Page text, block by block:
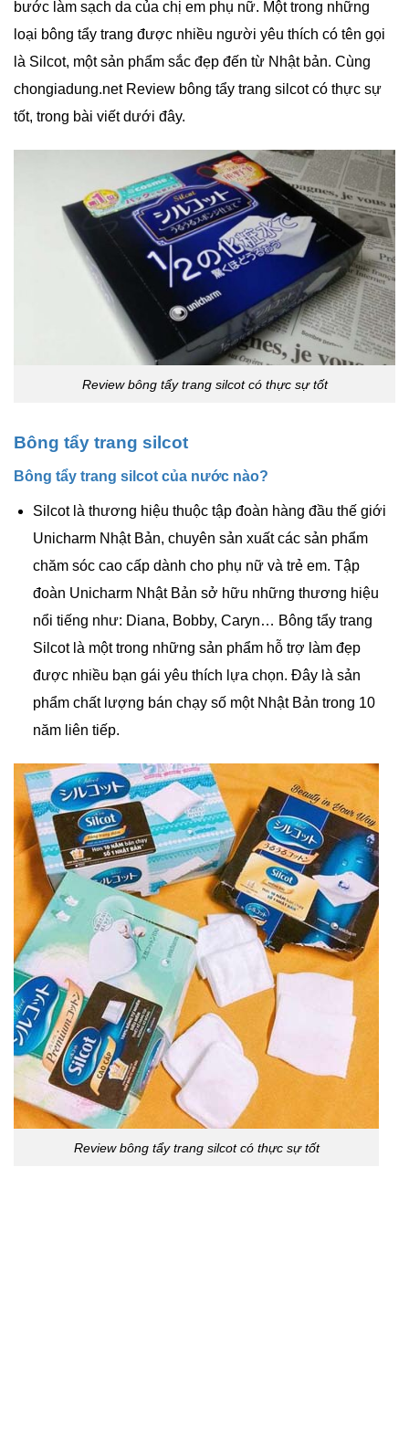
bước làm sạch da của chị em phụ nữ. Một trong những
loại bông tẩy trang được nhiều người yêu thích có tên gọi
là Silcot, một sản phẩm sắc đẹp đến từ Nhật bản. Cùng
chongiadung.net Review bông tẩy trang silcot có thực sự
tốt, trong bài viết dưới đây.
Review bông tẩy trang silcot có thực sự tốt
Bông tẩy trang silcot
Bông tẩy trang silcot của nước nào?
Silcot là thương hiệu thuộc tập đoàn hàng đầu thế giới
Unicharm Nhật Bản, chuyên sản xuất các sản phẩm
chăm sóc cao cấp dành cho phụ nữ và trẻ em. Tập
đoàn Unicharm Nhật Bản sở hữu những thương hiệu
nổi tiếng như: Diana, Bobby, Caryn… Bông tẩy trang
Silcot là một trong những sản phẩm hỗ trợ làm đẹp
được nhiều bạn gái yêu thích lựa chọn. Đây là sản
phẩm chất lượng bán chạy số một Nhật Bản trong 10
năm liên tiếp.
Review bông tẩy trang silcot có thực sự tốt